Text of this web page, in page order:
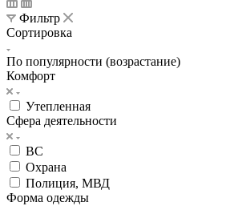
Телефоны
+7 800 600-53-06
Заказать звонок
Железногорск
Назад